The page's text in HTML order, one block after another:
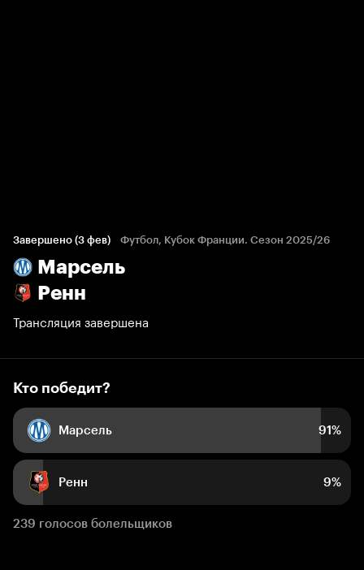
Завершено (3 фев) Футбол, Кубок Франции. Сезон 2025/26
Марсель
Ренн
Трансляция завершена
91%
Кто победит?
Марсель 91%
Ренн 9%
239 голосов болельщиков